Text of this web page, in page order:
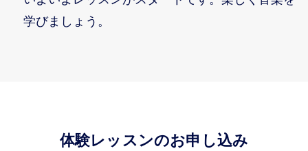
学びましょう。
体験レッスンのお申し込み